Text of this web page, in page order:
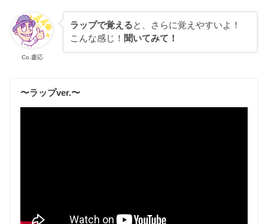
Co.慶応
ラップで覚えると、さらに覚えやすいよ！
こんな感じ！ 聞いてみて！
〜ラップver.〜